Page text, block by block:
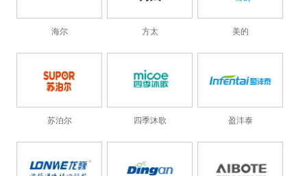
海尔 方太 美的
苏泊尔 四季沐歌 盈沣泰